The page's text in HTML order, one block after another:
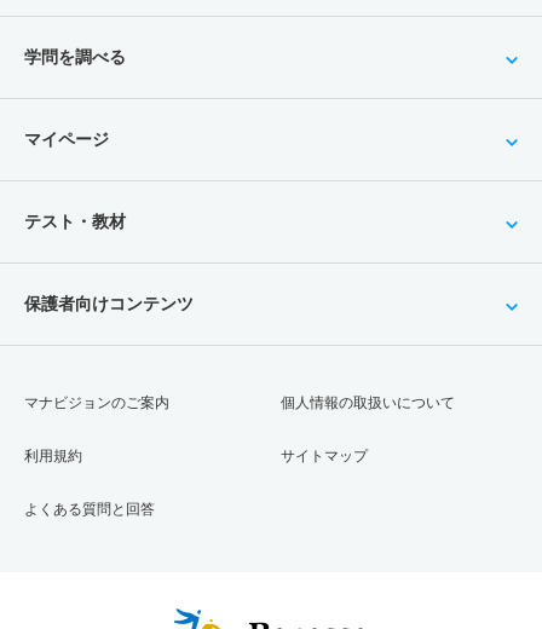
学問を調べる
マイページ
テスト・教材
保護者向けコンテンツ
マナビジョンのご案内
利用規約
よくある質問と回答
個人情報の取扱いについて
サイトマップ